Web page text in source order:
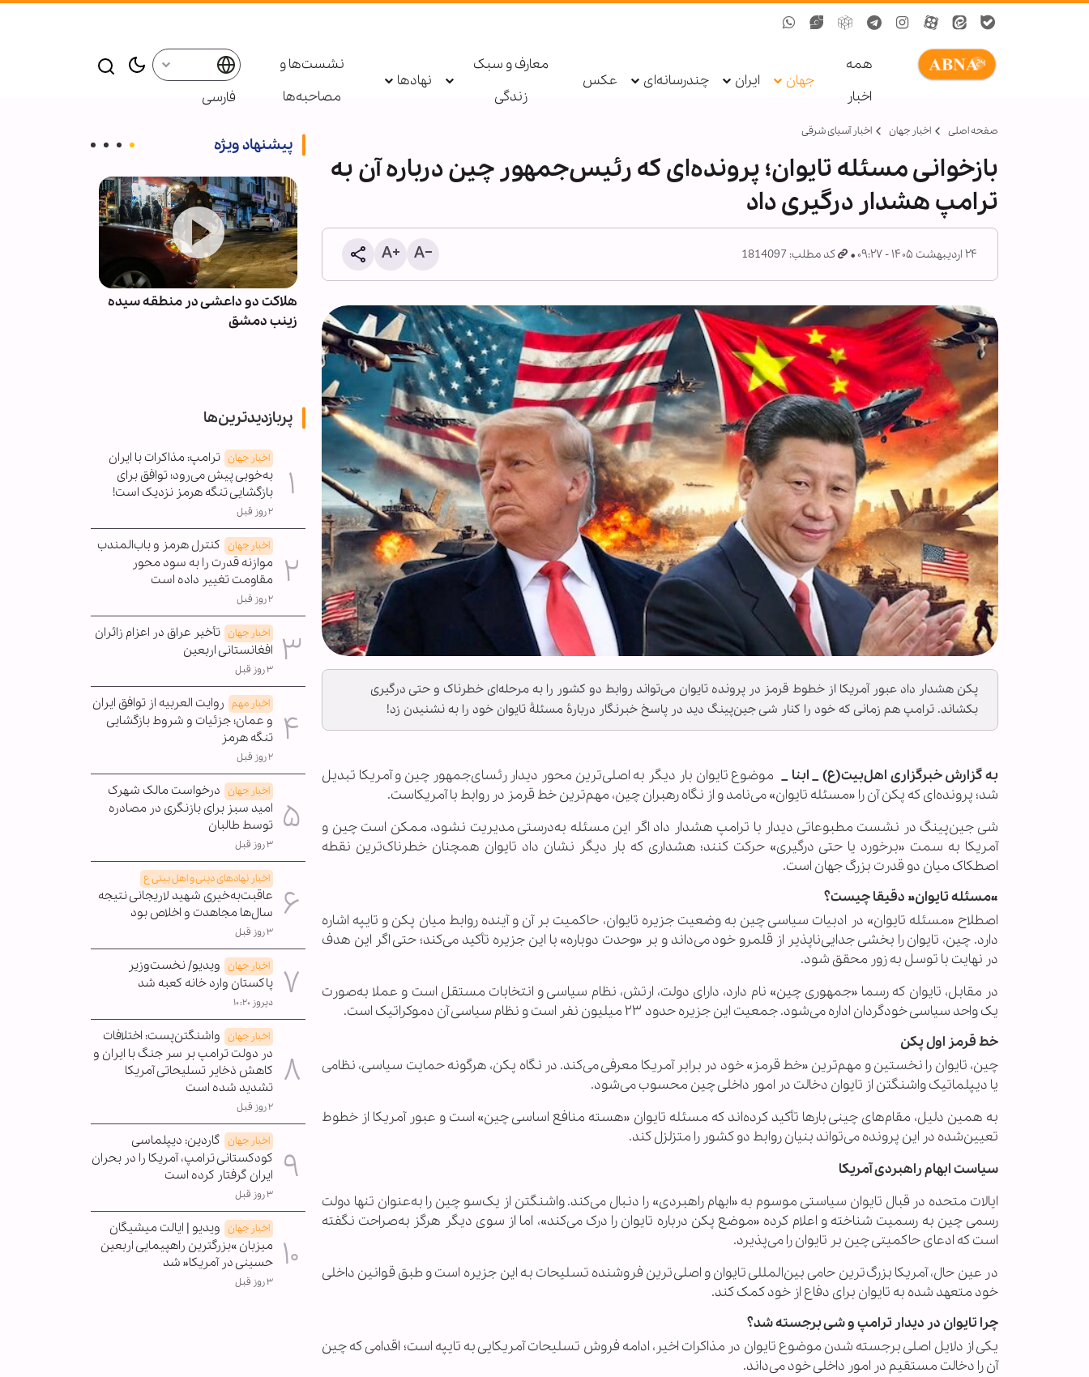
همه
اخبار
جهان ایران چندرسانه‌ای عکس
معارف و سبک
زندگی
نهادها
نشست‌ها و
مصاحبه‌ها
فارسی
صفحه اصلی اخبار جهان اخبار آسیای شرقی
بازخوانی مسئله تایوان؛ پرونده‌ای که رئیس‌جمهور چین درباره آن به
ترامپ هشدار درگیری داد
۲۴ اردیبهشت ۱۴۰۵ - ۰۹:۲۷ کد مطلب: 1814097
پکن هشدار داد عبور آمریکا از خطوط قرمز در پرونده تایوان می‌تواند روابط دو کشور را به مرحله‌ای خطرناک و حتی درگیری
بکشاند. ترامپ هم زمانی که خود را کنار شی‌ جین‌پینگ دید در پاسخ خبرنگار دربارۀ مسئلۀ تایوان خود را به نشنیدن زد!
به گزارش خبرگزاری اهل‌بیت(ع) _ ابنا _ موضوع تایوان بار دیگر به اصلی‌ترین محور دیدار رئسای‌جمهور چین و آمریکا تبدیل
شد؛ پرونده‌ای که پکن آن را «مسئله تایوان» می‌نامد و از نگاه رهبران چین، مهم‌ترین خط قرمز در روابط با آمریکاست.
شی جین‌پینگ در نشست مطبوعاتی دیدار با ترامپ هشدار داد اگر این مسئله به‌درستی مدیریت نشود، ممکن است چین و
آمریکا به سمت «برخورد یا حتی درگیری» حرکت کنند؛ هشداری که بار دیگر نشان داد تایوان همچنان خطرناک‌ترین نقطه
اصطکاک میان دو قدرت بزرگ جهان است.
«مسئله تایوان» دقیقا چیست؟
اصطلاح «مسئله تایوان» در ادبیات سیاسی چین به وضعیت جزیره تایوان، حاکمیت بر آن و آینده روابط میان پکن و تایپه اشاره
دارد. چین، تایوان را بخشی جدایی‌ناپذیر از قلمرو خود می‌داند و بر «وحدت دوباره» با این جزیره تأکید می‌کند؛ حتی اگر این هدف
در نهایت با توسل به زور محقق شود.
در مقابل، تایوان که رسما «جمهوری چین» نام دارد، دارای دولت، ارتش، نظام سیاسی و انتخابات مستقل است و عملا به‌صورت
یک واحد سیاسی خودگردان اداره می‌شود. جمعیت این جزیره حدود ۲۳ میلیون نفر است و نظام سیاسی آن دموکراتیک است.
خط قرمز اول پکن
چین، تایوان را نخستین و مهم‌ترین «خط قرمز» خود در برابر آمریکا معرفی می‌کند. در نگاه پکن، هرگونه حمایت سیاسی، نظامی
یا دیپلماتیک واشنگتن از تایوان دخالت در امور داخلی چین محسوب می‌شود.
به همین دلیل، مقام‌های چینی بارها تأکید کرده‌اند که مسئله تایوان «هسته منافع اساسی چین» است و عبور آمریکا از خطوط
تعیین‌شده در این پرونده می‌تواند بنیان روابط دو کشور را متزلزل کند.
سیاست ابهام راهبردی آمریکا
ایالات متحده در قبال تایوان سیاستی موسوم به «ابهام راهبردی» را دنبال می‌کند. واشنگتن از یک‌سو چین را به‌عنوان تنها دولت
رسمی چین به رسمیت شناخته و اعلام کرده «موضع پکن درباره تایوان را درک می‌کند»، اما از سوی دیگر هرگز به‌صراحت نگفته
است که ادعای حاکمیتی چین بر تایوان را می‌پذیرد.
در عین حال، آمریکا بزرگ‌ترین حامی بین‌المللی تایوان و اصلی‌ترین فروشنده تسلیحات به این جزیره است و طبق قوانین داخلی
خود متعهد شده به تایوان برای دفاع از خود کمک کند.
چرا تایوان در دیدار ترامپ و شی برجسته شد؟
یکی از دلایل اصلی برجسته شدن موضوع تایوان در مذاکرات اخیر، ادامه فروش تسلیحات آمریکایی به تایپه است؛ اقدامی که چین
آن را دخالت مستقیم در امور داخلی خود می‌داند.
پیشنهاد ویژه
شیخ علی الخطیب: دولت لبنان پس
از ناکامی مذاکرات، گفت‌وگو با
مقاومت را آغاز کند
هلاکت دو داعشی در منطقه سیده
زینب دمشق
پربازدیدترین‌ها
اخبار جهان ترامپ: مذاکرات با ایران
به‌خوبی پیش می‌رود؛ توافق برای
بازگشایی تنگه هرمز نزدیک است!
۲ روز قبل
اخبار جهان کنترل هرمز و باب‌المندب
موازنه قدرت را به سود محور
مقاومت تغییر داده است
۲ روز قبل
اخبار جهان تأخیر عراق در اعزام زائران
افغانستانی اربعین
۳ روز قبل
اخبار مهم روایت العربیه از توافق ایران
و عمان؛ جزئیات و شروط بازگشایی
تنگه هرمز
۲ روز قبل
اخبار جهان درخواست مالک شهرک
امید سبز برای بازنگری در مصادره
توسط طالبان
۳ روز قبل
اخبار نهادهای دینی و اهل بیتی ع
عاقبت‌به‌خیری شهید لاریجانی نتیجه
سال‌ها مجاهدت و اخلاص بود
۳ روز قبل
اخبار جهان ویدیو/ نخست‌وزیر
پاکستان وارد خانه کعبه شد
دیروز ۱۰:۲۰
اخبار جهان واشنگتن‌پست: اختلافات
در دولت ترامپ بر سر جنگ با ایران و
کاهش ذخایر تسلیحاتی آمریکا
تشدید شده است
۲ روز قبل
اخبار جهان گاردین: دیپلماسی
کودکستانی ترامپ، آمریکا را در بحران
ایران گرفتار کرده است
۳ روز قبل
اخبار جهان ویدیو | ایالت میشیگان
میزبان »بزرگترین راهپیمایی اربعین
حسینی در آمریکا« شد
۳ روز قبل